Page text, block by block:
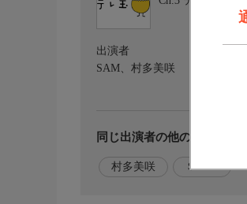
出演者
SAM、村多美咲
同じ出演者の他の番組を探す
村多美咲 ＳＡＭ